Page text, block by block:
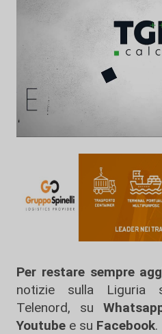
Per restare sempre
notizie sulla Liguria
Telenord, su
Youtube e su Facebook.